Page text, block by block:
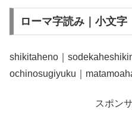
ローマ字読み｜小文字
shikitaheno｜
ochinosugiyuku｜
スポン